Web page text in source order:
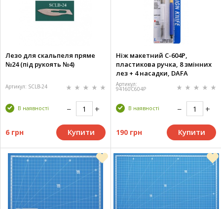
Лезо для скальпеля пряме
№24 (під рукоять №4)
Артикул: SCLB-24
В наявності
6 грн Купити
Ніж макетний C-604Р,
пластикова ручка, 8 змінних
лез + 4 насадки, DAFA
Артикул:
94160C604P
В наявності
190 грн Купити